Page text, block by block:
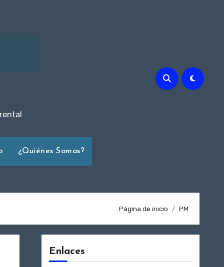
¿Quiénes Somos?
Página de inicio PM
Enlaces